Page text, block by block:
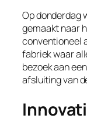
Op donderdag
gemaakt naar
conventioneel
fabriek waar
bezoek aan
afsluiting van